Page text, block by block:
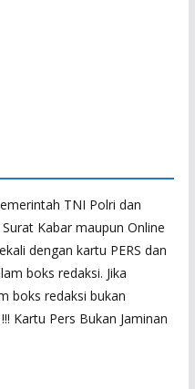
TNI Polri dan
Kabar maupun Online
dengan kartu PERS dan
boks redaksi. Jika
boks redaksi bukan
Kartu Pers Bukan Jaminan